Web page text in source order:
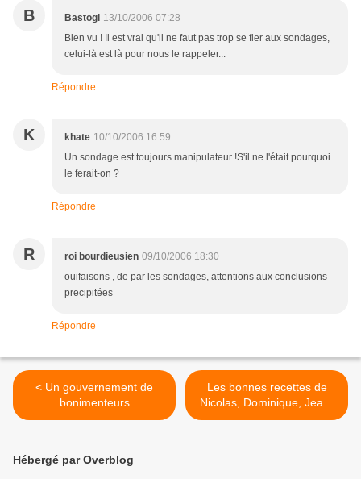
B Bastogi 13/10/2006 07:28
Bien vu ! Il est vrai qu'il ne faut pas trop se fier aux sondages,
celui-là est là pour nous le rappeler...
Répondre
K khate 10/10/2006 16:59
Un sondage est toujours manipulateur !S'il ne l'était pourquoi
le ferait-on ?
Répondre
R roi bourdieusien 09/10/2006 18:30
ouifaisons , de par les sondages, attentions aux conclusions
precipitées
Répondre
< Un gouvernement de
bonimenteurs
Les bonnes recettes de
Nicolas, Dominique, Jean-
louis, Thierry et Jacques...
Hébergé par Overblog